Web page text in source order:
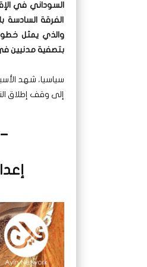
الفرقة السادسة
والذي يمثل خطوط
بتصفية مدنيين
سياسيا، شهد
إلى وقف إطلاق